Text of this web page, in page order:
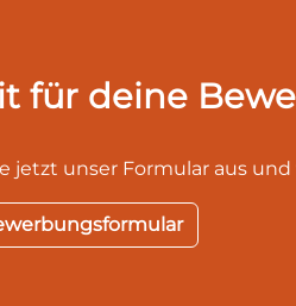
für deine
jetzt unser Formular aus